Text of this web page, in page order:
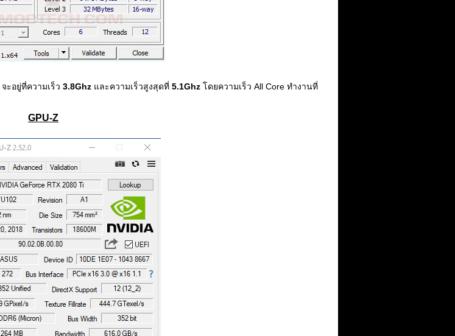
จะอยู่ที่ความเร็ว 3.8Ghz และความเร็วสูงสุดที่ 5.1Ghz โดยความเร็ว All Core ทำงานที่
GPU-Z